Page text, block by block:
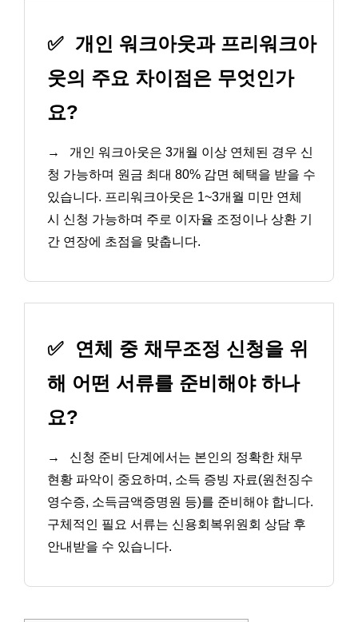
✅ 개인 워크아웃과 프리워크아
웃의 주요 차이점은 무엇인가
요?
→
개인 워크아웃은 3개월 이상 연체된 경우 신
청 가능하며 원금 최대 80% 감면 혜택을 받을 수
있습니다. 프리워크아웃은 1~3개월 미만 연체
시 신청 가능하며 주로 이자율 조정이나 상환 기
간 연장에 초점을 맞춥니다.
✅
연체 중 채무조정 신청을 위
해 어떤 서류를 준비해야 하나
요?
→
신청 준비 단계에서는 본인의 정확한 채무
현황 파악이 중요하며, 소득 증빙 자료(원천징수
영수증, 소득금액증명원 등)를 준비해야 합니다.
구체적인 필요 서류는 신용회복위원회 상담 후
안내받을 수 있습니다.